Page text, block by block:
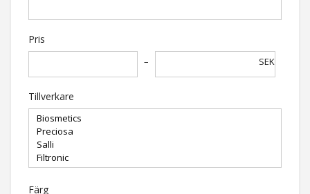
Pris
SEK
Tillverkare
Färg